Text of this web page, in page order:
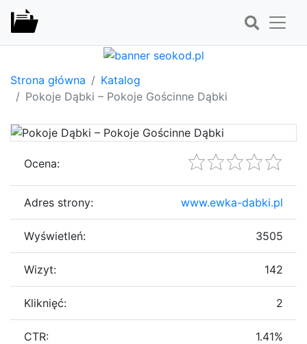
Strona główna
Katalog
Pokoje Dąbki – Pokoje Gościnne Dąbki
Ocena:
Adres strony: www.ewka-dabki.pl
Wyświetleń: 3505
Wizyt: 142
Kliknięć: 2
CTR: 1.41%